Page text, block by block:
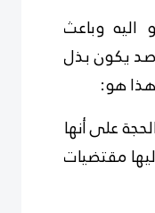
وباعث
يكون بذل
هذا هو:
على أنها
مقتضيات